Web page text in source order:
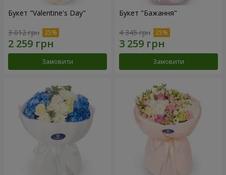
Букет "Valentine's Day"
3 012 грн
Замовити
Букет "Бажання"
4 345 грн
Замовити